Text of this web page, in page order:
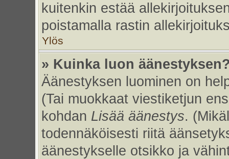
kuitenkin estää
poistamalla rastin
Ylös
» Kuinka luon
Äänestyksen luominen on
(Tai muokkaat viestiketjun
kohdan Lisää äänestys.
todennäköisesti riitä
äänestykselle otsikko ja